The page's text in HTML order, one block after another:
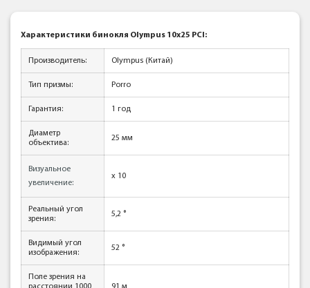
Характеристики бинокля Olympus 10x25 PCI:
Производитель: Olympus (Китай)
Тип призмы: Porro
Гарантия: 1 год
Диаметр
объектива:
25 мм
Визуальное
увеличение:
x 10
Реальный угол
зрения:
5,2 °
Видимый угол
изображения:
52 °
Поле зрения на